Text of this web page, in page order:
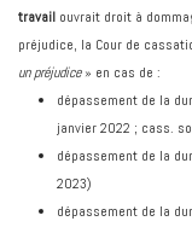
travail ouvrait droit à
préjudice, la Cour de
un préjudice» en cas de :
dépassement de la
janvier 2022 ; cass.
dépassement de la
2023)
dépassement de la